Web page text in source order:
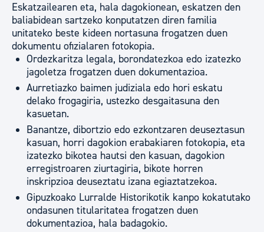
Eskatzailearen eta, hala dagokionean, eskatzen den
baliabidean sartzeko konputatzen diren familia
unitateko beste kideen nortasuna frogatzen duen
dokumentu ofizialaren fotokopia.
Ordezkaritza legala, borondatezkoa edo izatezko
jagoletza frogatzen duen dokumentazioa.
Aurretiazko baimen judiziala edo hori eskatu
delako frogagiria, ustezko desgaitasuna den
kasuetan.
Banantze, dibortzio edo ezkontzaren deuseztasun
kasuan, horri dagokion erabakiaren fotokopia, eta
izatezko bikotea hautsi den kasuan, dagokion
erregistroaren ziurtagiria, bikote horren
inskripzioa deuseztatu izana egiaztatzekoa.
Gipuzkoako Lurralde Historikotik kanpo kokatutako
ondasunen titularitatea frogatzen duen
dokumentazioa, hala badagokio.